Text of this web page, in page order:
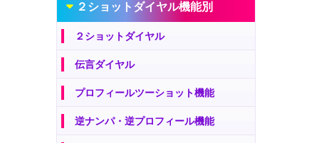
２ショットダイヤル機能別
２ショットダイヤル
伝言ダイヤル
プロフィールツーショット機能
逆ナンパ・逆プロフィール機能